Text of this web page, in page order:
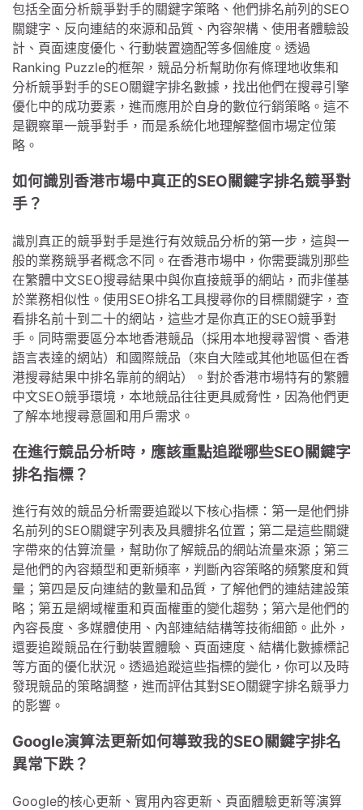
包括全面分析競爭對手的關鍵字策略、他們排名前列的SEO
關鍵字、反向連結的來源和品質、內容架構、使用者體驗設
計、頁面速度優化、行動裝置適配等多個維度。透過
Ranking Puzzle的框架，競品分析幫助你有條理地收集和
分析競爭對手的SEO關鍵字排名數據，找出他們在搜尋引擎
優化中的成功要素，進而應用於自身的數位行銷策略。這不
是觀察單一競爭對手，而是系統化地理解整個市場定位策
略。
如何識別香港市場中真正的SEO關鍵字排名競爭對
手？
識別真正的競爭對手是進行有效競品分析的第一步，這與一
般的業務競爭者概念不同。在香港市場中，你需要識別那些
在繁體中文SEO搜尋結果中與你直接競爭的網站，而非僅基
於業務相似性。使用SEO排名工具搜尋你的目標關鍵字，查
看排名前十到二十的網站，這些才是你真正的SEO競爭對
手。同時需要區分本地香港競品（採用本地搜尋習慣、香港
語言表達的網站）和國際競品（來自大陸或其他地區但在香
港搜尋結果中排名靠前的網站）。對於香港市場特有的繁體
中文SEO競爭環境，本地競品往往更具威脅性，因為他們更
了解本地搜尋意圖和用戶需求。
在進行競品分析時，應該重點追蹤哪些SEO關鍵字
排名指標？
進行有效的競品分析需要追蹤以下核心指標：第一是他們排
名前列的SEO關鍵字列表及具體排名位置；第二是這些關鍵
字帶來的估算流量，幫助你了解競品的網站流量來源；第三
是他們的內容類型和更新頻率，判斷內容策略的頻繁度和質
量；第四是反向連結的數量和品質，了解他們的連結建設策
略；第五是網域權重和頁面權重的變化趨勢；第六是他們的
內容長度、多媒體使用、內部連結結構等技術細節。此外，
還要追蹤競品在行動裝置體驗、頁面速度、結構化數據標記
等方面的優化狀況。透過追蹤這些指標的變化，你可以及時
發現競品的策略調整，進而評估其對SEO關鍵字排名競爭力
的影響。
Google演算法更新如何導致我的SEO關鍵字排名
異常下跌？
Google的核心更新、實用內容更新、頁面體驗更新等演算